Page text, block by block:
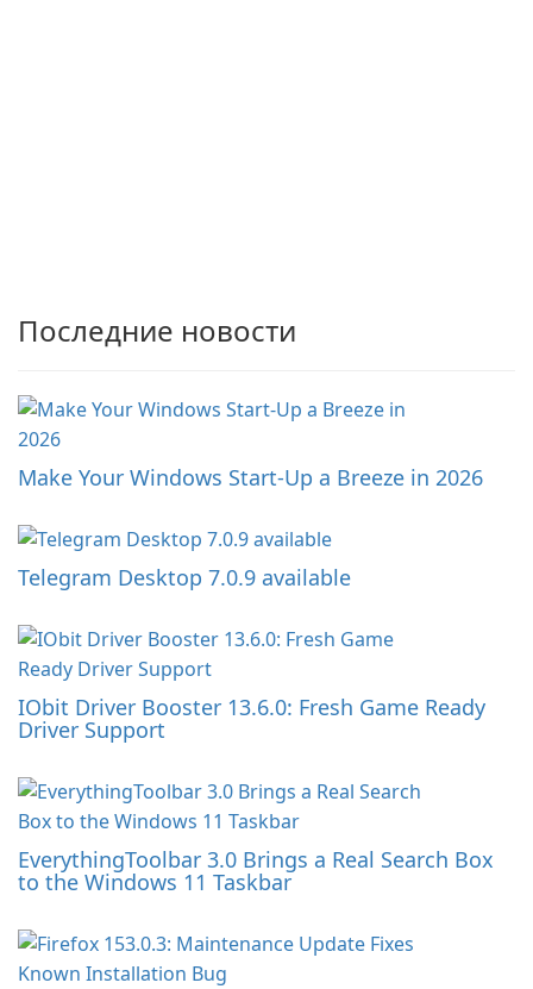
Последние новости
Make Your Windows Start-Up a Breeze in 2026
Telegram Desktop 7.0.9 available
IObit Driver Booster 13.6.0: Fresh Game Ready
Driver Support
EverythingToolbar 3.0 Brings a Real Search Box
to the Windows 11 Taskbar